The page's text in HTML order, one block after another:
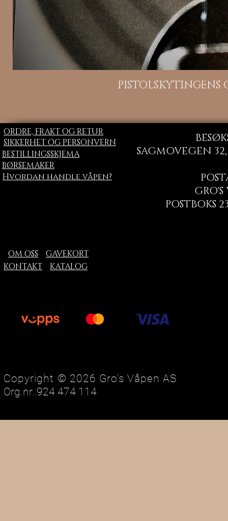
ORDRE, FRAKT OG RETUR
SIKKERHET OG PERSONVERN
BESTILLINGSSKJEMA
BØRSEMAKER
SAGMOVEGEN
GRO'S
POSTBOKS
Hvordan handle våpen?
OM OSS
GAVEKORT
KONTAKT
KATALOG
Copyright © 2026 Gro’s Våpen AS
Org.nr.:924 474 114